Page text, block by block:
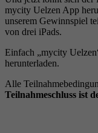
mycity Uelzen App
unserem Gewinnspiel
von drei iPads.
Einfach „mycity
herunterladen.
Alle
Teilnahmeschluss ist